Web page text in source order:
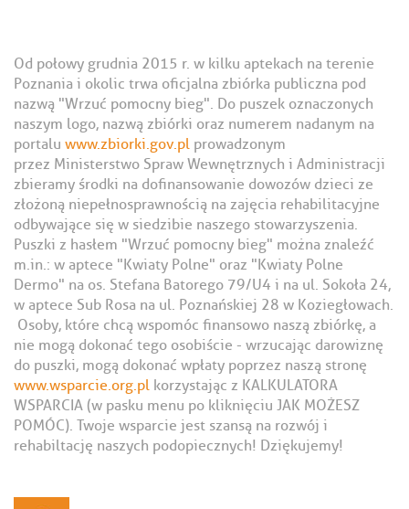
Od połowy grudnia 2015 r. w kilku aptekach na terenie
Poznania i okolic trwa oficjalna zbiórka publiczna pod
nazwą "Wrzuć pomocny bieg". Do puszek oznaczonych
naszym logo, nazwą zbiórki oraz numerem nadanym na
portalu www.zbiorki.gov.pl prowadzonym
przez Ministerstwo Spraw Wewnętrznych i Administracji
zbieramy środki na dofinansowanie dowozów dzieci ze
złożoną niepełnosprawnością na zajęcia rehabilitacyjne
odbywające się w siedzibie naszego stowarzyszenia.
Puszki z hasłem "Wrzuć pomocny bieg" można znaleźć
m.in.: w aptece "Kwiaty Polne" oraz "Kwiaty Polne
Dermo" na os. Stefana Batorego 79/U4 i na ul. Sokoła 24,
w aptece Sub Rosa na ul. Poznańskiej 28 w Koziegłowach.
Osoby, które chcą wspomóc finansowo naszą zbiórkę, a
nie mogą dokonać tego osobiście - wrzucając darowiznę
do puszki, mogą dokonać wpłaty poprzez naszą stronę
www.wsparcie.org.pl korzystając z KALKULATORA
WSPARCIA (w pasku menu po kliknięciu JAK MOŻESZ
POMÓC). Twoje wsparcie jest szansą na rozwój i
rehabiltację naszych podopiecznych! Dziękujemy!